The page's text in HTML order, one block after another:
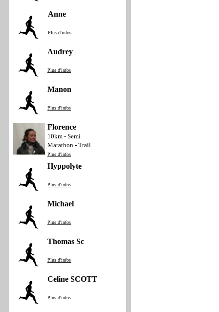
Anne
Plus d'infos
Audrey
Plus d'infos
Manon
Plus d'infos
Florence
10km - Semi
Marathon - Trail
Plus d'infos
Hyppolyte
Plus d'infos
Michael
Plus d'infos
Thomas Sc
Plus d'infos
Celine SCOTT
Plus d'infos